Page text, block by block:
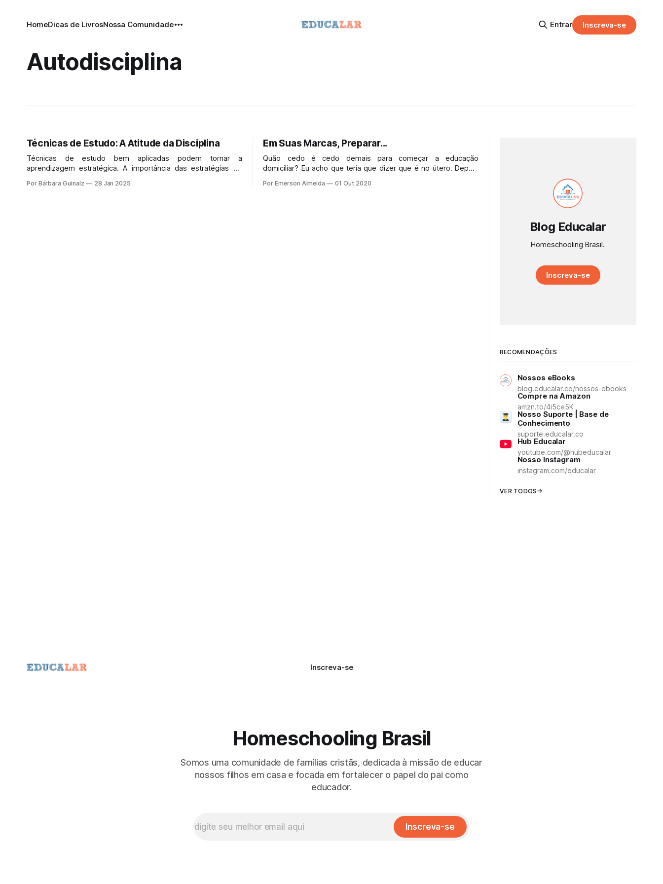
HomeDicas de LivrosNossa Comunidade Entrar Inscreva-se
Autodisciplina
Técnicas de Estudo: A Atitude da Disciplina
Técnicas de estudo bem aplicadas podem tornar a
aprendizagem estratégica. A importância das estratégias de
materiais e mentais mais racional e, portanto, eficiente.
Por Bárbara Guinalz 28 Jan 2025
Em Suas Marcas, Preparar...
Quão cedo é cedo demais para começar a educação
domiciliar? Eu acho que teria que dizer que é no útero. Depois
da medicina) subestimam a cognição e a consciência dos
Por Emerson Almeida 01 Out 2020
Blog Educalar
Homeschooling Brasil.
Inscreva-se
RECOMENDAÇÕES
Nossos eBooks
blog.educalar.co/nossos-ebooks
Compre na Amazon
amzn.to/4i5ce5K
Nosso Suporte | Base de
Conhecimento
suporte.educalar.co
Hub Educalar
youtube.com/@hubeducalar
Nosso Instagram
instagram.com/educalar
VER TODOS
Inscreva-se
Homeschooling Brasil
Somos uma comunidade de famílias cristãs, dedicada à missão de educar
nossos filhos em casa e focada em fortalecer o papel do pai como
educador.
Inscreva-se